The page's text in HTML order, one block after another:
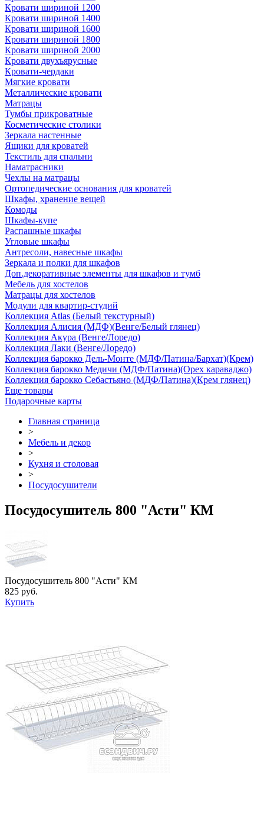
Кровати шириной 1200
Кровати шириной 1400
Кровати шириной 1600
Кровати шириной 1800
Кровати шириной 2000
Кровати двухъярусные
Кровати-чердаки
Мягкие кровати
Металлические кровати
Матрацы
Тумбы прикроватные
Косметические столики
Зеркала настенные
Ящики для кроватей
Текстиль для спальни
Наматрасники
Чехлы на матрацы
Ортопедические основания для кроватей
Шкафы, хранение вещей
Комоды
Шкафы-купе
Распашные шкафы
Угловые шкафы
Антресоли, навесные шкафы
Зеркала и полки для шкафов
Доп.декоративные элементы для шкафов и тумб
Мебель для хостелов
Матрацы для хостелов
Модули для квартир-студий
Коллекция Atlas (Белый текстурный)
Коллекция Алисия (МДФ)(Венге/Белый глянец)
Коллекция Акура (Венге/Лоредо)
Коллекция Лаки (Венге/Лоредо)
Коллекция барокко Дель-Монте (МДФ/Патина/Бархат)(Крем)
Коллекция барокко Медичи (МДФ/Патина)(Орех караваджо)
Коллекция барокко Себастьяно (МДФ/Патина)(Крем глянец)
Еще товары
Подарочные карты
Главная страница
>
Мебель и декор
>
Кухня и столовая
>
Посудосушители
Посудосушитель 800 "Асти" КМ
Посудосушитель 800 "Асти" КМ
825 руб.
Купить